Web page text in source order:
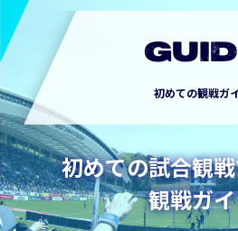
初めての観戦ガ
初めての試合観
観戦ガ